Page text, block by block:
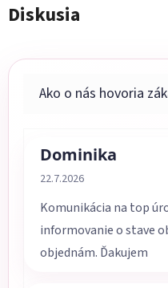
Diskusia
Dominika
Hodnotenie obchodu je
22.7.2026
Komunikácia na top
informovanie o stave
objednám. Ďakujem